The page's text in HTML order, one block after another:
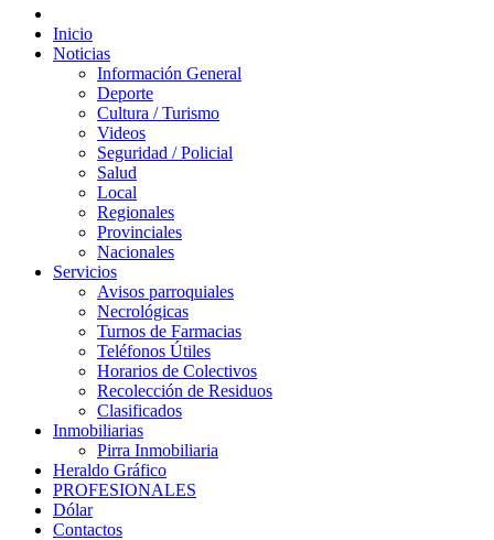
Diario de Las Varillas
Inicio
Noticias
Información General
Deporte
Cultura / Turismo
Videos
Seguridad / Policial
Salud
Local
Regionales
Provinciales
Nacionales
Servicios
Avisos parroquiales
Necrológicas
Turnos de Farmacias
Teléfonos Útiles
Horarios de Colectivos
Recolección de Residuos
Clasificados
Inmobiliarias
Pirra Inmobiliaria
Heraldo Gráfico
PROFESIONALES
Dólar
Contactos